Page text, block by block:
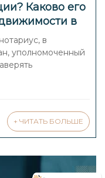
Каково его
в
в
уполномоченный
+ ЧИТАТЬ БОЛЬШЕ